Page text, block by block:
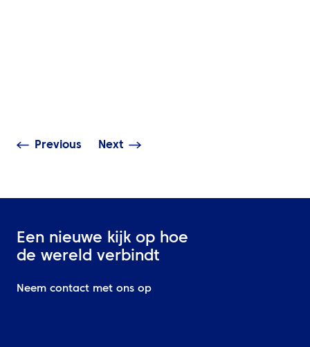
Previous Next
Een nieuwe kijk op hoe
de wereld verbindt
Neem contact met ons op